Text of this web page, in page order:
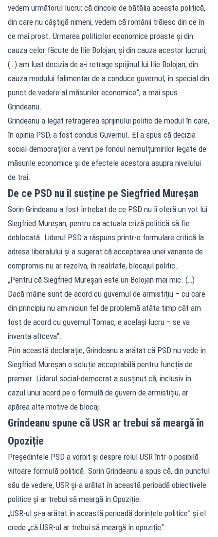
vedem următorul lucru: că dincolo de bătălia aceasta politică,
din care nu câștigă nimeni, vedem că românii trăiesc din ce în
ce mai prost. Urmarea politicilor economice proaste și din
cauza celor făcute de Ilie Bolojan, și din cauza acestor lucruri,
(…) am luat decizia de a-i retrage sprijinul lui Ilie Bolojan, din
cauza modului falimentar de a conduce guvernul, în special din
punct de vedere al măsurilor economice”, a mai spus
Grindeanu.
Grindeanu a legat retragerea sprijinului politic de modul în care,
în opinia PSD, a fost condus Guvernul. El a spus că decizia
social-democraților a venit pe fondul nemulțumirilor legate de
măsurile economice și de efectele acestora asupra nivelului
de trai.
De ce PSD nu îl susține pe Siegfried Mureșan
Sorin Grindeanu a fost întrebat de ce PSD nu îi oferă un vot lui
Siegfried Mureșan, pentru ca actuala criză politică să fie
deblocată. Liderul PSD a răspuns printr-o formulare critică la
adresa liberalului și a sugerat că acceptarea unei variante de
compromis nu ar rezolva, în realitate, blocajul politic.
„Pentru că Siegfried Mureșan este un Bolojan mai mic. (…)
Dacă mâine sunt de acord cu guvernul de armistițiu – cu care
din principiu nu am niciun fel de problemă atâta timp cât am
fost de acord cu guvernul Tomac, e același lucru – se va
inventa altceva”.
Prin această declarație, Grindeanu a arătat că PSD nu vede în
Siegfried Mureșan o soluție acceptabilă pentru funcția de
premier. Liderul social-democrat a susținut că, inclusiv în
cazul unui acord pe o formulă de guvern de armistițiu, ar
apărea alte motive de blocaj.
Grindeanu spune că USR ar trebui să meargă în
Opoziție
Președintele PSD a vorbit și despre rolul USR într-o posibilă
viitoare formulă politică. Sorin Grindeanu a spus că, din punctul
său de vedere, USR și-a arătat în această perioadă obiectivele
politice și ar trebui să meargă în Opoziție.
„USR-ul și-a arătat în această perioadă dorințele politice” și el
crede „că USR-ul ar trebui să meargă în opoziție”.